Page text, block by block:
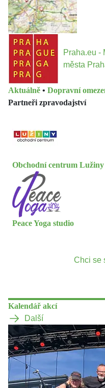
Praha.eu -
města
Aktuálně • Dopravní
Partneři zpravodajství
Obchodní centrum Lužiny
Peace Yoga studio
Chci se
Kalendář akcí
Další